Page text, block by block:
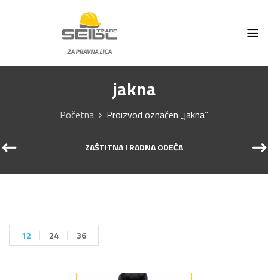
jakna
Početna Proizvod označen „jakna“
ZAŠTITNA I RADNA ODEĆA
12 24 36